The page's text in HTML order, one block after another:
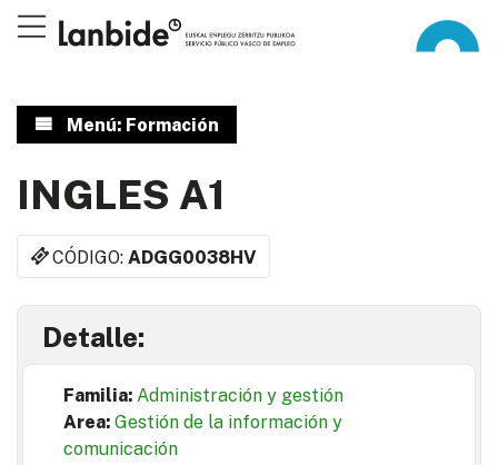
Menú: Formación
INGLES A1
CÓDIGO:ADGG0038HV
Detalle:
Familia: Administración y gestión
Area: Gestión de la información y
comunicación